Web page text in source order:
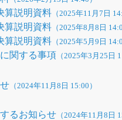
算説明資料 （2025年11月7日
算説明資料 （2025年8月8日
算説明資料 （2025年5月9日
関する事項 （2025年3月25日
（2024年11月8日 15:00）
るお知らせ （2024年11月8日